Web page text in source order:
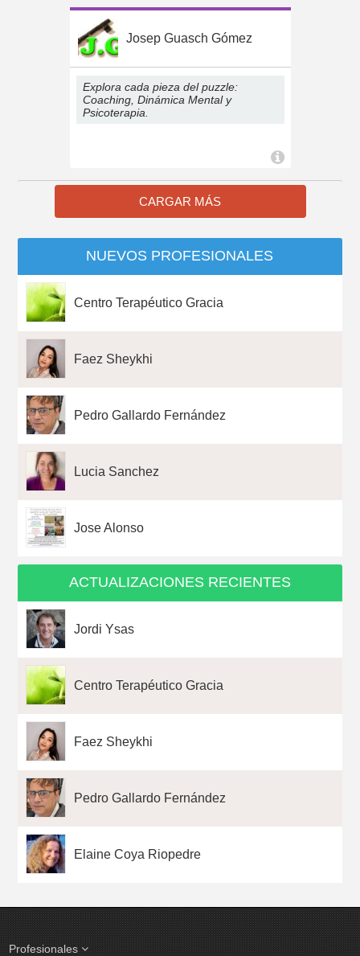
Josep Guasch Gómez
Explora cada pieza del puzzle:
Coaching, Dinámica Mental y
Psicoterapia.
CARGAR MÁS
NUEVOS PROFESIONALES
Centro Terapéutico Gracia
Faez Sheykhi
Pedro Gallardo Fernández
Lucia Sanchez
Jose Alonso
ACTUALIZACIONES RECIENTES
Jordi Ysas
Centro Terapéutico Gracia
Faez Sheykhi
Pedro Gallardo Fernández
Elaine Coya Riopedre
Profesionales